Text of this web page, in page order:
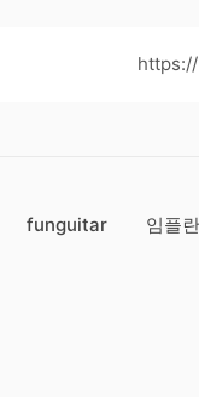
funguitar 임플